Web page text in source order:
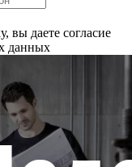
вы даете согласие
данных